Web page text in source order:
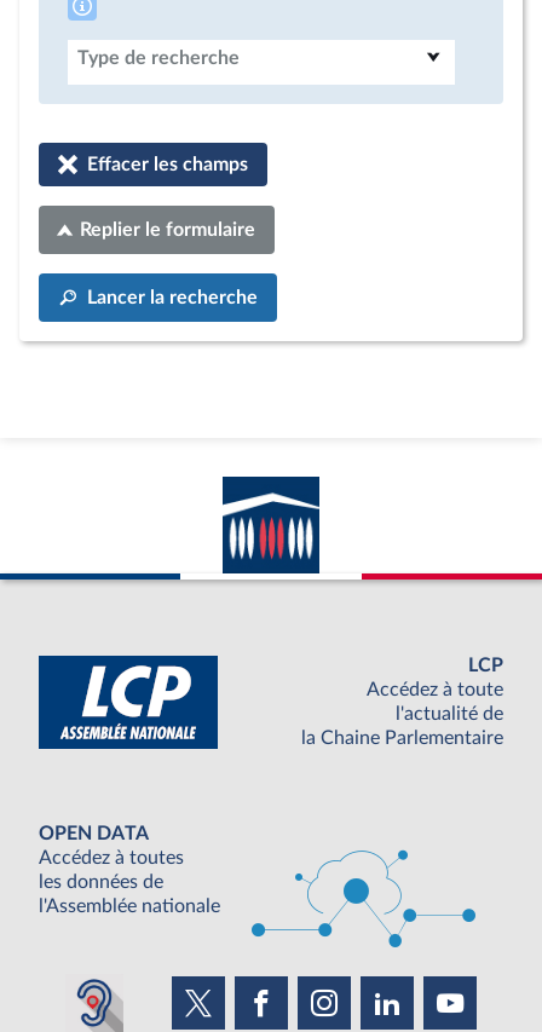
Type de recherche
Effacer les champs
Replier le formulaire
Lancer la recherche
LCP
Accédez à toute
l'actualité de
la Chaine Parlementaire
OPEN DATA
Accédez à toutes
les données de
l'Assemblée nationale